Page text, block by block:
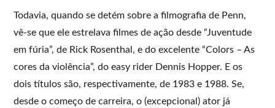
Todavia, quando se detém sobre a filmografia de Penn,
vê-se que ele estrelava filmes de ação desde “Juventude
em fúria”, de Rick Rosenthal, e do excelente “Colors – As
cores da violência”, do easy rider Dennis Hopper. E os
dois títulos são, respectivamente, de 1983 e 1988. Se,
desde o começo de carreira, o (excepcional) ator já